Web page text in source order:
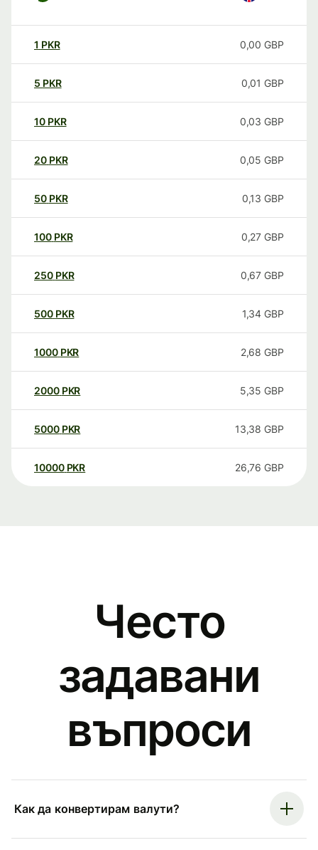
1 PKR 0,00 GBP
5 PKR 0,01 GBP
10 PKR 0,03 GBP
20 PKR 0,05 GBP
50 PKR 0,13 GBP
100 PKR 0,27 GBP
250 PKR 0,67 GBP
500 PKR 1,34 GBP
1000 PKR 2,68 GBP
2000 PKR 5,35 GBP
5000 PKR 13,38 GBP
10000 PKR 26,76 GBP
Често
задавани
въпроси
Как да конвертирам валути?